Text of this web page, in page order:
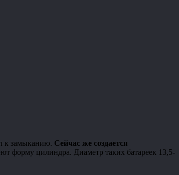
к замыканию. Сейчас же создается
форму цилиндра. Диаметр таких батареек 13,5-